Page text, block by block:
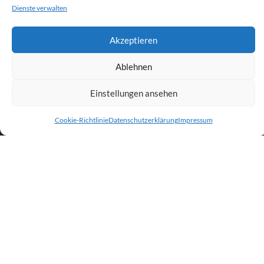
Dienste verwalten
Akzeptieren
Ablehnen
Einstellungen ansehen
Cookie-RichtlinieDatenschutzerklärungImpressum
Folge Uns